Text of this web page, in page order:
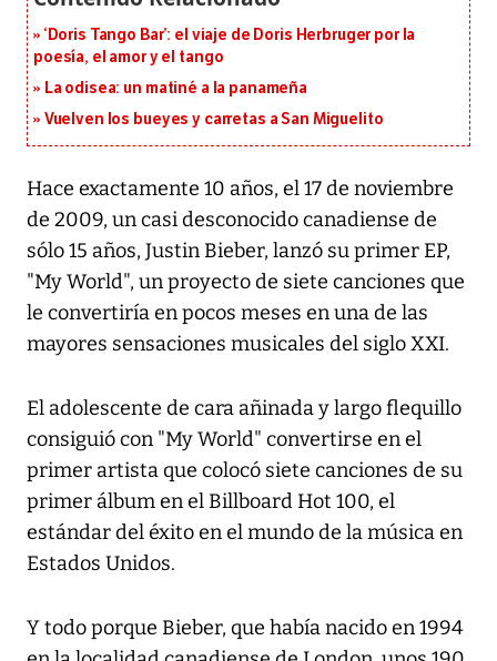
‘Doris Tango Bar’: el viaje de Doris Herbruger por la
poesía, el amor y el tango
La odisea: un matiné a la panameña
Vuelven los bueyes y carretas a San Miguelito
Hace exactamente 10 años, el 17 de noviembre
de 2009, un casi desconocido canadiense de
sólo 15 años, Justin Bieber, lanzó su primer EP,
"My World", un proyecto de siete canciones que
le convertiría en pocos meses en una de las
mayores sensaciones musicales del siglo XXI.
El adolescente de cara añinada y largo flequillo
consiguió con "My World" convertirse en el
primer artista que colocó siete canciones de su
primer álbum en el Billboard Hot 100, el
estándar del éxito en el mundo de la música en
Estados Unidos.
Y todo porque Bieber, que había nacido en 1994